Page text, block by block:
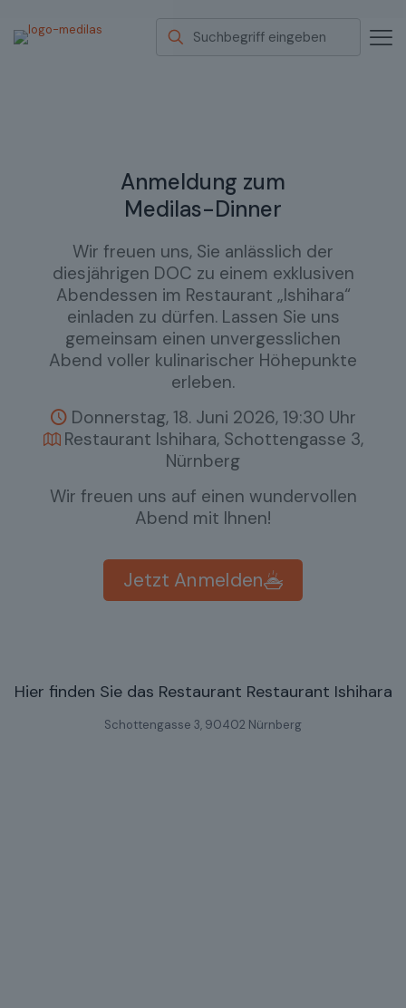
Anmeldung zum
Medilas-Dinner
Wir freuen uns, Sie anlässlich der
diesjährigen DOC zu einem exklusiven
Abendessen im Restaurant „Ishihara“
einladen zu dürfen. Lassen Sie uns
gemeinsam einen unvergesslichen
Abend voller kulinarischer Höhepunkte
erleben.
Donnerstag, 18. Juni 2026, 19:30 Uhr
Restaurant Ishihara, Schottengasse 3,
Nürnberg
Wir freuen uns auf einen wundervollen
Abend mit Ihnen!
Jetzt Anmelden
Hier finden Sie das Restaurant Restaurant Ishihara
Schottengasse 3, 90402 Nürnberg